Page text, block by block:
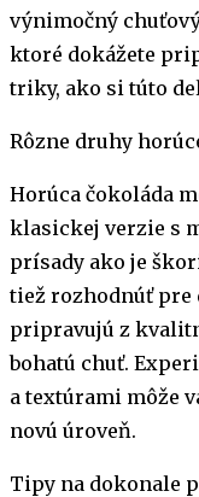
výnimočný
ktoré dokážete
triky, ako si túto
Rôzne druhy
Horúca čokoláda
klasickej verzie s
prísady ako je
tiež rozhodnúť pre
pripravujú z
bohatú chuť.
a textúrami môže
novú úroveň.
Tipy na dokonale